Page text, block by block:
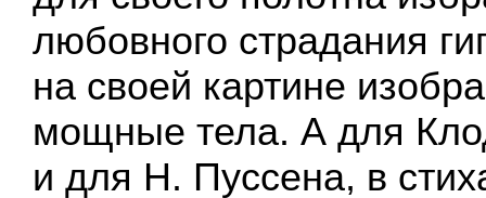
любовного страдания
на своей картине
мощные тела. А для
и для Н. Пуссена, в